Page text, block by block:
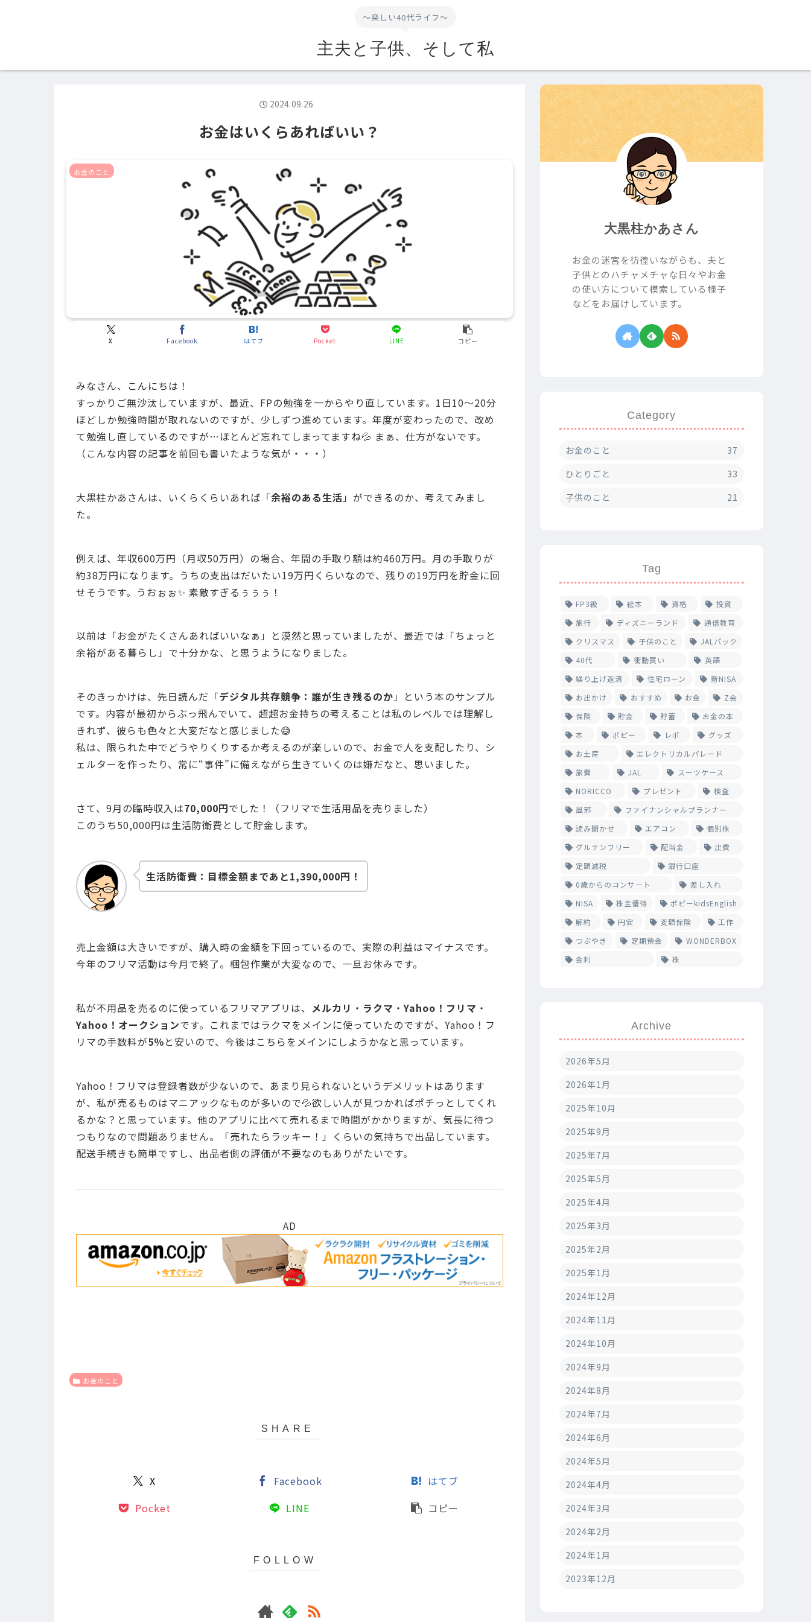
～楽しい40代ライフ～
主夫と子供、そして私
お金はいくらあればいい？
お金のこと
X Facebook はてブ Pocket LINE コピー
2024.09.26
みなさん、こんにちは！
すっかりご無沙汰していますが、最近、FPの勉強を一からやり直しています。1日10～20分
ほどしか勉強時間が取れないのですが、少しずつ進めています。年度が変わったので、改め
て勉強し直しているのですが…ほとんど忘れてしまってますね💦 まぁ、仕方がないです。
（こんな内容の記事を前回も書いたような気が・・・）
大黒柱かあさんは、いくらくらいあれば「余裕のある生活 」ができるのか、考えてみまし
た。
例えば、年収600万円（月収50万円）の場合、年間の手取り額は約460万円。月の手取りが
約38万円になります。うちの支出はだいたい19万円くらいなので、残りの19万円を貯金に回
せそうです。うおぉぉ✨ 素敵すぎるぅぅぅ！
以前は「お金がたくさんあればいいなぁ」と漠然と思っていましたが、最近では「ちょっと
余裕がある暮らし」で十分かな、と思うようになりました。
そのきっかけは、先日読んだ「デジタル共存競争：誰が生き残るのか 」という本のサンプル
です。内容が最初からぶっ飛んでいて、超超お金持ちの考えることは私のレベルでは理解し
きれず、彼らも色々と大変だなと感じました😅
私は、限られた中でどうやりくりするか考えるのが楽しいので、お金で人を支配したり、シ
ェルターを作ったり、常に“事件”に備えながら生きていくのは嫌だなと、思いました。
さて、9月の臨時収入は70,000円でした！（フリマで生活用品を売りました）
このうち50,000円は生活防衛費として貯金します。
生活防衛費：目標金額まであと1,390,000円！
売上金額は大きいですが、購入時の金額を下回っているので、実際の利益はマイナスです。
今年のフリマ活動は今月で終了。梱包作業が大変なので、一旦お休みです。
私が不用品を売るのに使っているフリマアプリは、 メルカリ ・ ラクマ ・Yahoo！フリマ ・
Yahoo！オークションです。これまではラクマをメインに使っていたのですが、Yahoo！フ
リマの手数料が5％と安いので、今後はこちらをメインにしようかなと思っています。
Yahoo！フリマは登録者数が少ないので、あまり見られないというデメリットはあります
が、私が売るものはマニアックなものが多いので💦欲しい人が見つかればポチっとしてくれ
るかな？と思っています。他のアプリに比べて売れるまで時間がかかりますが、気長に待つ
つもりなので問題ありません。「売れたらラッキー！」くらいの気持ちで出品しています。
配送手続きも簡単ですし、出品者側の評価が不要なのもありがたいです。
AD
お金のこと
X Facebook
はてブ
Pocket
LINE コピー
大黒柱かあさん
お金の迷宮を彷徨いながらも、夫と
子供とのハチャメチャな日々やお金
の使い方について模索している様子
などをお届けしています。
Category
お金のこと
37
ひとりごと
33
子供のこと
21
Tag
FP3級 絵本 資格
投資
旅行
ディズニーランド
通信教育
クリスマス
子供のこと
JALパック
40代
衝動買い
英語
繰り上げ返済
住宅ローン
新NISA
お出かけ
おすすめ お金
Z会
保険
貯金 貯蓄
お金の本
本
ポピー レポ
グッズ
お土産
エレクトリカルパレード
旅費
JAL
スーツケース
NORICCO
プレゼント
検査
風邪
ファイナンシャルプランナー
読み聞かせ
エアコン
個別株
グルテンフリー
配当金
出費
定額減税
銀行口座
0歳からのコンサート
差し入れ
NISA
株主優待
ポピーkidsEnglish
解約
円安 変額保険
工作
つぶやき
定期預金
WONDERBOX
金利
株
Archive
2026年5月
2026年1月
2025年10月
2025年9月
2025年7月
2025年5月
2025年4月
2025年3月
2025年2月
2025年1月
2024年12月
2024年11月
2024年10月
2024年9月
2024年8月
2024年7月
2024年6月
2024年5月
2024年4月
2024年3月
2024年2月
2024年1月
2023年12月